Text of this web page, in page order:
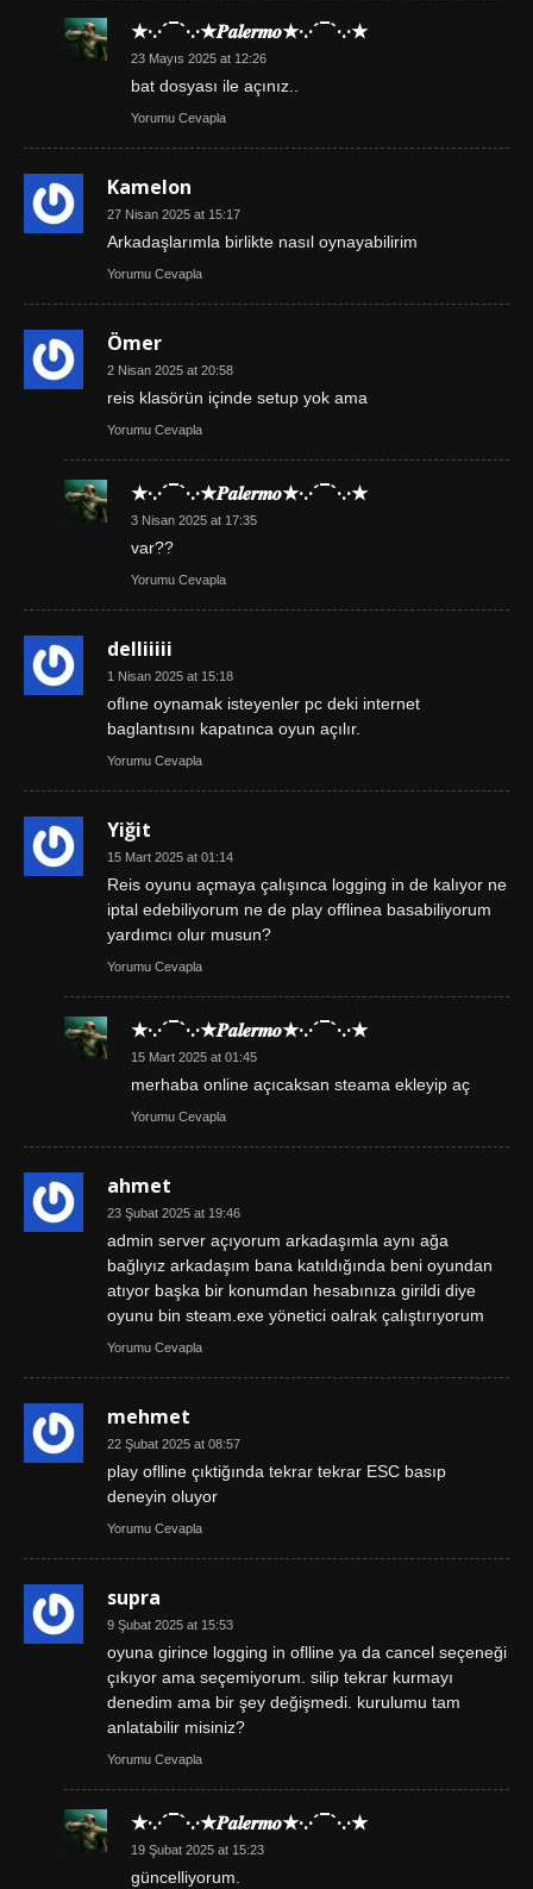
★·.·´¯`·.·★𝑷𝒂𝒍𝒆𝒓𝒎𝒐★·.·´¯`·.·★
23 Mayıs 2025 at 12:26
bat dosyası ile açınız..
Yorumu Cevapla
Kamelon
27 Nisan 2025 at 15:17
Arkadaşlarımla birlikte nasıl oynayabilirim
Yorumu Cevapla
Ömer
2 Nisan 2025 at 20:58
reis klasörün içinde setup yok ama
Yorumu Cevapla
★·.·´¯`·.·★𝑷𝒂𝒍𝒆𝒓𝒎𝒐★·.·´¯`·.·★
3 Nisan 2025 at 17:35
var??
Yorumu Cevapla
delliiiii
1 Nisan 2025 at 15:18
oflıne oynamak isteyenler pc deki internet
baglantısını kapatınca oyun açılır.
Yorumu Cevapla
Yiğit
15 Mart 2025 at 01:14
Reis oyunu açmaya çalışınca logging in de kalıyor ne
iptal edebiliyorum ne de play offlinea basabiliyorum
yardımcı olur musun?
Yorumu Cevapla
★·.·´¯`·.·★𝑷𝒂𝒍𝒆𝒓𝒎𝒐★·.·´¯`·.·★
15 Mart 2025 at 01:45
merhaba online açıcaksan steama ekleyip aç
Yorumu Cevapla
ahmet
23 Şubat 2025 at 19:46
admin server açıyorum arkadaşımla aynı ağa
bağlıyız arkadaşım bana katıldığında beni oyundan
atıyor başka bir konumdan hesabınıza girildi diye
oyunu bin steam.exe yönetici oalrak çalıştırıyorum
Yorumu Cevapla
mehmet
22 Şubat 2025 at 08:57
play oflline çıktiğında tekrar tekrar ESC basıp
deneyin oluyor
Yorumu Cevapla
supra
9 Şubat 2025 at 15:53
oyuna girince logging in oflline ya da cancel seçeneği
çıkıyor ama seçemiyorum. silip tekrar kurmayı
denedim ama bir şey değişmedi. kurulumu tam
anlatabilir misiniz?
Yorumu Cevapla
★·.·´¯`·.·★𝑷𝒂𝒍𝒆𝒓𝒎𝒐★·.·´¯`·.·★
19 Şubat 2025 at 15:23
güncelliyorum.